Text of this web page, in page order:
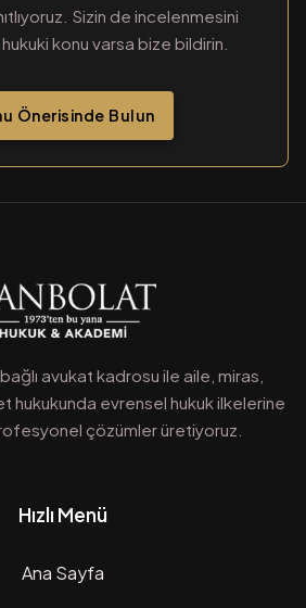
Sizin de incelenmesini
konu varsa bize bildirin.
Önerisinde Bulun
avukat kadrosu ile aile, miras,
hukukunda evrensel hukuk ilkelerine
çözümler üretiyoruz.
Hızlı Menü
Ana Sayfa